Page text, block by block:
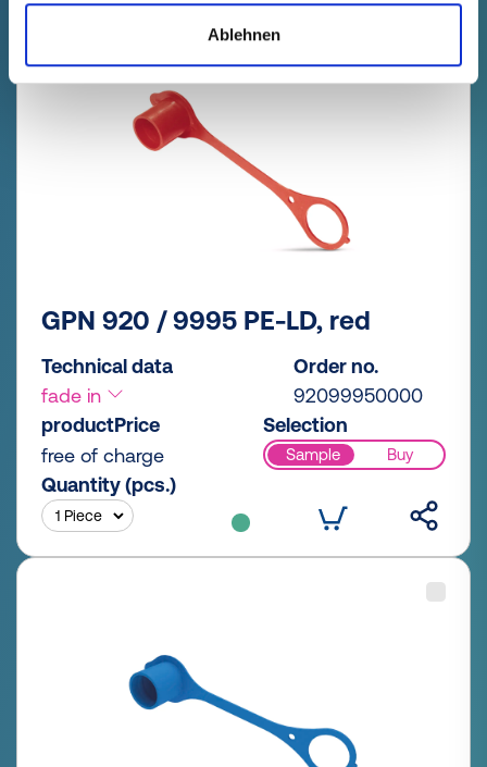
Ablehnen
GPN 920 / 9995 PE-LD, red
Technical data
fade in
Order no.
92099950000
productPrice
free of charge
Selection
Sample Buy
Quantity (pcs.)